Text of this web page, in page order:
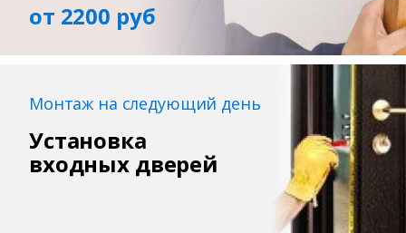
от 2200 руб
Монтаж на следующий день
Установка
входных дверей